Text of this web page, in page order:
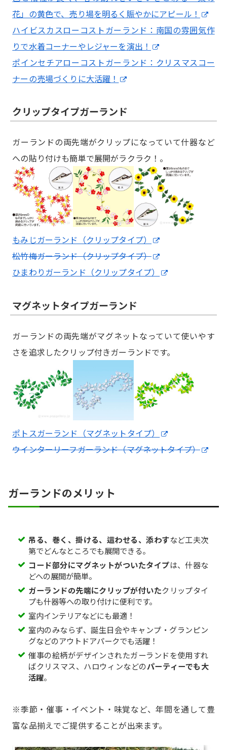
花」の黄色で、売り場を明るく賑やかにアピール！
ハイビスカスローコストガーランド：南国の雰囲気作
りで水着コーナーやレジャーを演出！
ポインセチアローコストガーランド：クリスマスコー
ナーの売場づくりに大活躍！
クリップタイプガーランド
ガーランドの両先端がクリップになっていて什器など
への貼り付けも簡単で展開がラクラク！。
もみじガーランド（クリップタイプ）
松竹梅ガーランド（クリップタイプ）
ひまわりガーランド（クリップタイプ）
マグネットタイプガーランド
ガーランドの両先端がマグネットなっていて使いやす
さを追求したクリップ付きガーランドです。
ポトスガーランド（マグネットタイプ）
ウインターリーフガーランド（マグネットタイプ）
ガーランドのメリット
吊る、巻く、掛ける、這わせる、添わすなど工夫次
第でどんなところでも展開できる。
コード部分にマグネットがついたタイプは、什器な
どへの展開が簡単。
ガーランドの先端にクリップが付いたクリップタイ
プも什器等への取り付けに便利です。
室内インテリアなどにも最適！
室内のみならず、誕生日会やキャンプ・グランピン
グなどのアウトドアパークでも活躍！
催事の絵柄がデザインされたガーランドを使用すれ
ばクリスマス、ハロウィンなどのパーティーでも大
活躍。
※季節・催事・イベント・味覚など、年間を通して豊
富な品揃えでご提供することが出来ます。